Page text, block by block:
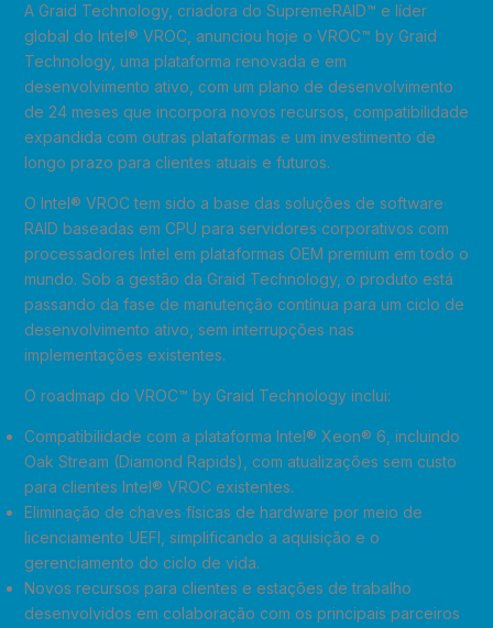
A Graid Technology, criadora do SupremeRAID™ e líder
global do Intel® VROC, anunciou hoje o VROC™ by Graid
Technology, uma plataforma renovada e em
desenvolvimento ativo, com um plano de desenvolvimento
de 24 meses que incorpora novos recursos, compatibilidade
expandida com outras plataformas e um investimento de
longo prazo para clientes atuais e futuros.
O Intel® VROC tem sido a base das soluções de software
RAID baseadas em CPU para servidores corporativos com
processadores Intel em plataformas OEM premium em todo o
mundo. Sob a gestão da Graid Technology, o produto está
passando da fase de manutenção contínua para um ciclo de
desenvolvimento ativo, sem interrupções nas
implementações existentes.
O roadmap do VROC™ by Graid Technology inclui:
Compatibilidade com a plataforma Intel® Xeon® 6, incluindo
Oak Stream (Diamond Rapids), com atualizações sem custo
para clientes Intel® VROC existentes.
Eliminação de chaves físicas de hardware por meio de
licenciamento UEFI, simplificando a aquisição e o
gerenciamento do ciclo de vida.
Novos recursos para clientes e estações de trabalho
desenvolvidos em colaboração com os principais parceiros